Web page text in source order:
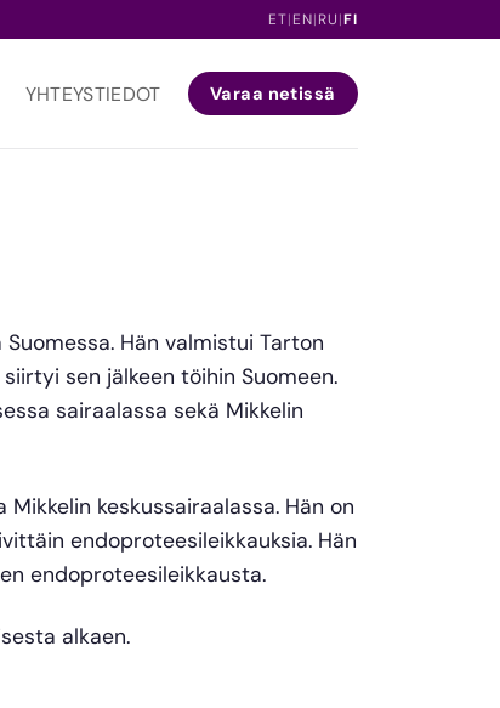
ET|EN|RU|FI
YHTEYSTIEDOT Varaa netissä
Hän valmistui Tarton
sen jälkeen töihin Suomeen.
sairaalassa sekä Mikkelin
keskussairaalassa. Hän on
endoproteesileikkauksia. Hän
endoproteesileikkausta.
alkaen.